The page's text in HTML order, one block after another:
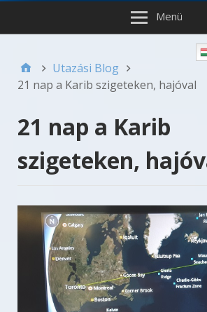
Menü
Utazási Blog
21 nap a Karib szigeteken, hajóval
21 nap a Karib
szigeteken,